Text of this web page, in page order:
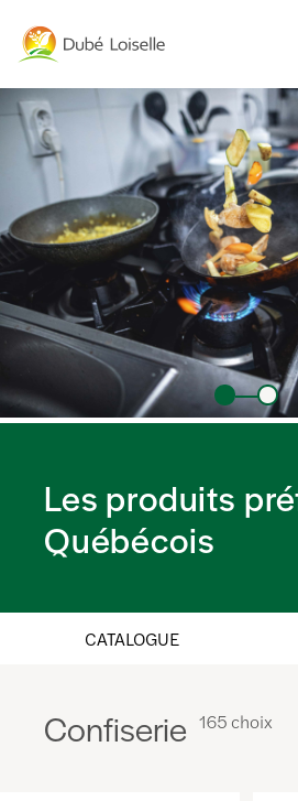
Les produits
Québécois
CATALOGUE
Confiserie 165 choix